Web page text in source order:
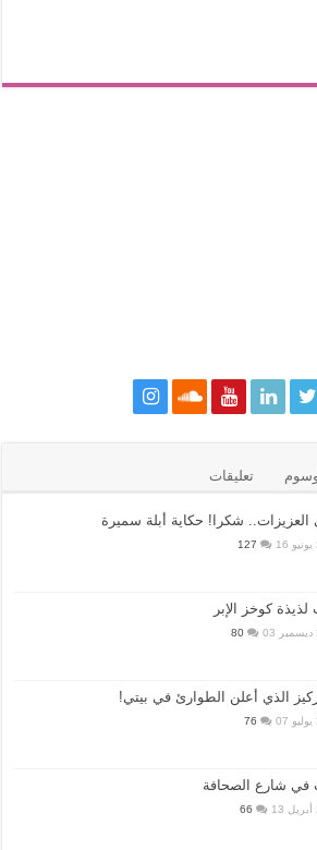
تعليقات
العزيزات.. شكرا! حكاية أبلة سميرة
127
لذيذة كوخز الإبر
80
الذي أعلن الطوارئ في بيتي!
76
في شارع الصحافة
66